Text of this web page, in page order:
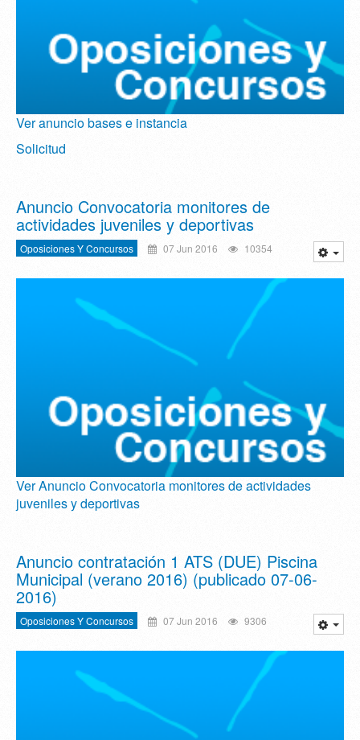
Ver anuncio bases e instancia
Solicitud
Anuncio Convocatoria monitores de
actividades juveniles y deportivas
Oposiciones Y Concursos 07 Jun 2016 10354
Ver Anuncio Convocatoria monitores de actividades
juveniles y deportivas
Anuncio contratación 1 ATS (DUE) Piscina
Municipal (verano 2016)‏ (publicado 07-06-
2016)
Oposiciones Y Concursos 07 Jun 2016 9306